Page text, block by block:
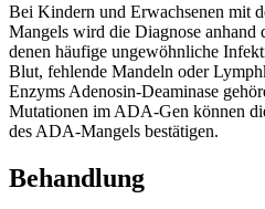
Bei Kindern und Erwachsenen mit
Mangels wird die Diagnose anhand
denen häufige ungewöhnliche
Blut, fehlende Mandeln oder
Enzyms Adenosin-Deaminase
Mutationen im ADA-Gen können
des ADA-Mangels bestätigen.
Behandlung